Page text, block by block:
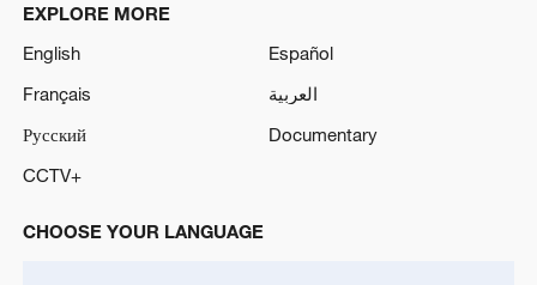
EXPLORE MORE
English
Español
Français
العربية
Русский
Documentary
CCTV+
CHOOSE YOUR LANGUAGE